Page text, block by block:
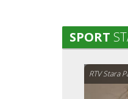
SPORT
RTV Stara